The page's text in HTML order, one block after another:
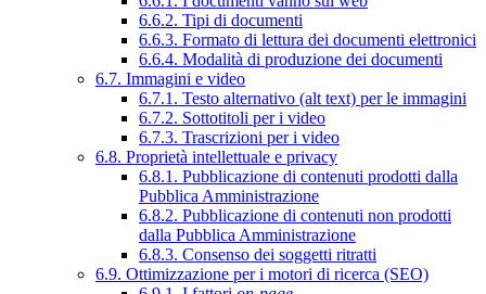
6.6.2. Tipi di documenti
6.6.3. Formato di lettura dei documenti elettronici
6.6.4. Modalità di produzione dei documenti
6.7. Immagini e video
6.7.1. Testo alternativo (alt text) per le immagini
6.7.2. Sottotitoli per i video
6.7.3. Trascrizioni per i video
6.8. Proprietà intellettuale e privacy
6.8.1. Pubblicazione di contenuti prodotti dalla
Pubblica Amministrazione
6.8.2. Pubblicazione di contenuti non prodotti
dalla Pubblica Amministrazione
6.8.3. Consenso dei soggetti ritratti
6.9. Ottimizzazione per i motori di ricerca (SEO)